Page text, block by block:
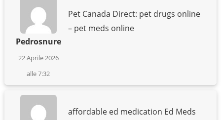
Pedrosnure
22 Aprile 2026
alle 7:32
Pet Canada Direct: pet drugs online
– pet meds online
affordable ed medication Ed Meds